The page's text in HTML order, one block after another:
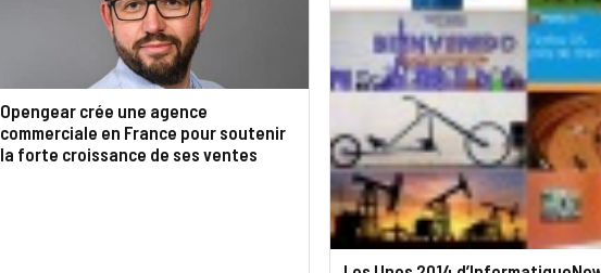
Opengear crée une agence
commerciale en France pour soutenir
la forte croissance de ses ventes